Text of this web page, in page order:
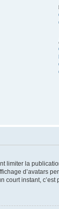
limiter la
d’avatars
court instant,